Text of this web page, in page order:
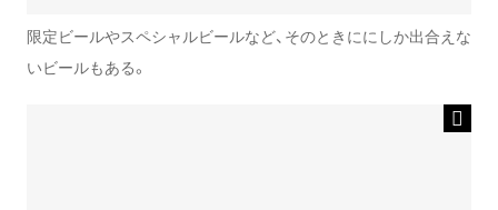
限定ビールやスペシャルビールなど、そのときににしか出合えな
いビールもある。